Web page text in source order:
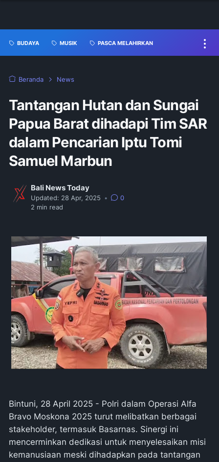
BUDAYA MUSIK PASCA MELAHIRKAN
Beranda News
Tantangan Hutan dan Sungai
Papua Barat dihadapi Tim SAR
dalam Pencarian Iptu Tomi
Samuel Marbun
Bali News Today
Updated: 28 Apr, 2025 •
0
2 min read
Bintuni, 28 April 2025 - Polri dalam Operasi Alfa
Bravo Moskona 2025 turut melibatkan berbagai
stakeholder, termasuk Basarnas. Sinergi ini
mencerminkan dedikasi untuk menyelesaikan misi
kemanusiaan meski dihadapkan pada tantangan